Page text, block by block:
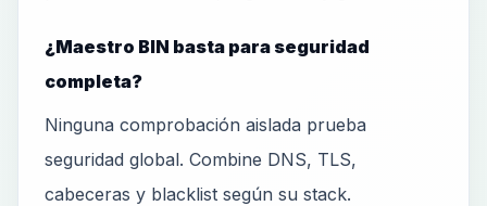
¿Maestro BIN basta para seguridad
completa?
Ninguna comprobación aislada prueba
seguridad global. Combine DNS, TLS,
cabeceras y blacklist según su stack.